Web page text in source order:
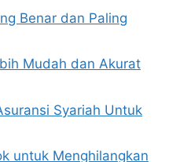
Benar dan Paling
Mudah dan Akurat
Syariah Untuk
untuk Menghilangkan